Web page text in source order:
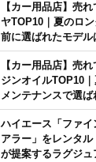
【カー用品店】売
ヤTOP10｜夏のロ
前に選ばれたモデル
年6月版】
【カー用品店】売
ジンオイルTOP10
メンテナンスで選ば
気モデルは？【
ハイエース「ファイ
アラー」をレンタル
が提案するラグジュ